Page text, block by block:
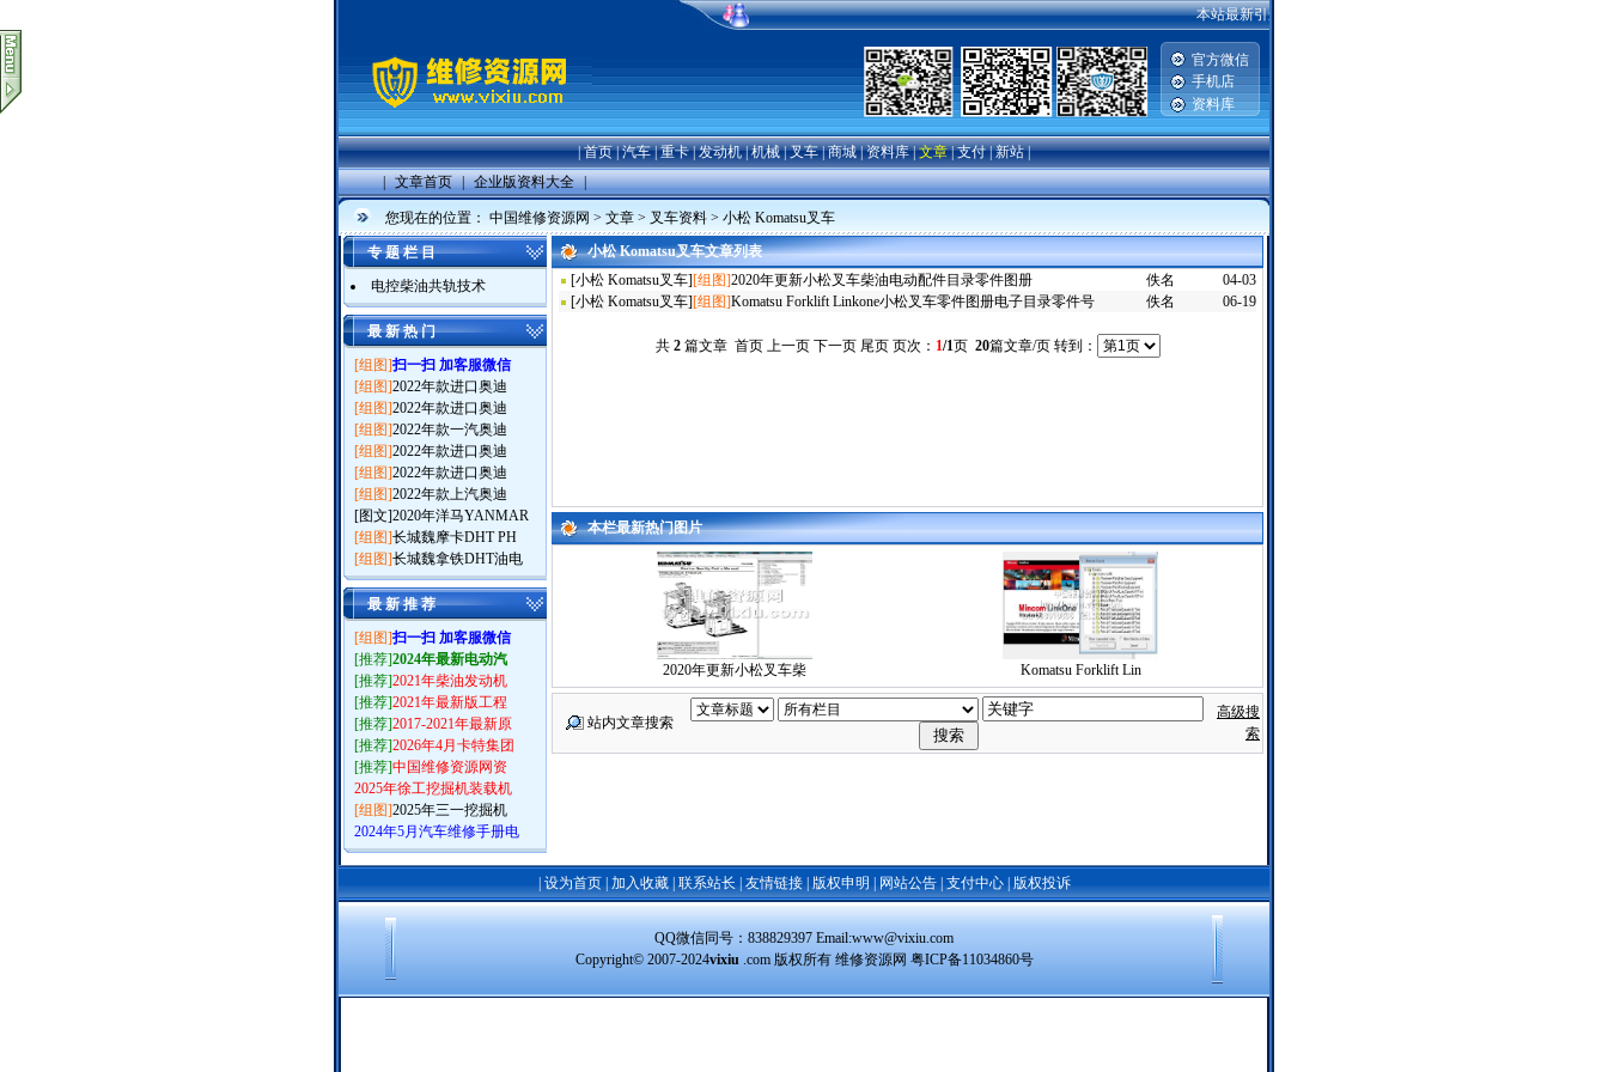
本站最新引进2007-2008款一汽丰田威驰，卡罗拉，普锐斯，广
官方微信
手机店
资料库
|首页|汽车|重卡|发动机|机械|叉车|商城|资料库|文章|支付|新站|
| 文章首页 | 企业版资料大全 |
您现在的位置： 中国维修资源网 > 文章 > 叉车资料 > 小松 Komatsu叉车
专 题 栏 目
电控柴油共轨技术
最 新 热 门
[组图]扫一扫 加客服微信
[组图]2022年款进口奥迪
[组图]2022年款进口奥迪
[组图]2022年款一汽奥迪
[组图]2022年款进口奥迪
[组图]2022年款进口奥迪
[组图]2022年款上汽奥迪
[图文]2020年洋马YANMAR
[组图]长城魏摩卡DHT PH
[组图]长城魏拿铁DHT油电
最 新 推 荐
[组图]扫一扫 加客服微信
[推荐]2024年最新电动汽
[推荐]2021年柴油发动机
[推荐]2021年最新版工程
[推荐]2017-2021年最新原
[推荐]2026年4月卡特集团
[推荐]中国维修资源网资
2025年徐工挖掘机装载机
[组图]2025年三一挖掘机
2024年5月汽车维修手册电
小松 Komatsu叉车文章列表
[小松 Komatsu叉车][组图]2020年更新小松叉车柴油电动配件目录零件图册 佚名
04-03
[小松 Komatsu叉车][组图]Komatsu Forklift Linkone小松叉车零件图册电子目录零件号 佚名 06-19
共 2篇文章 首页 上一页 下一页 尾页 页次： 1/1页 20篇文章/页 转到：
本栏最新热门图片
2020年更新小松叉车柴 Komatsu Forklift Lin
站内文章搜索
高级搜
索
设为首页| 加入收藏| 联系站长 友情链接| 版权申明 网站公告| 支付中心| 版权投诉
QQ微信同号：838829397 Email:www@vixiu.com
Copyright© 2007-2024vixiu .com 版权所有 维修资源网 粤ICP备11034860号